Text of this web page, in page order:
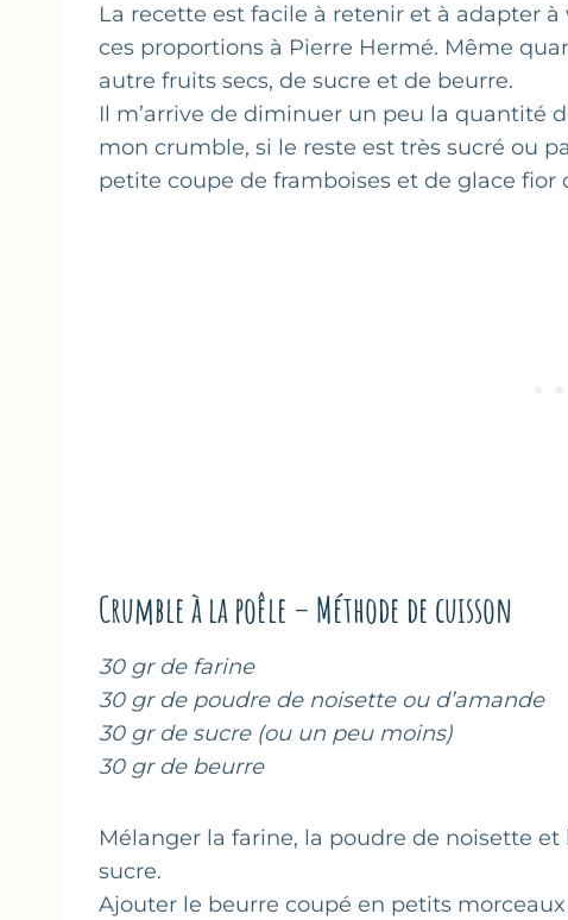
La recette est facile à retenir et à adapter à
ces proportions à Pierre Hermé. Même
autre fruits secs, de sucre et de beurre.
Il m’arrive de diminuer un peu la quantité
mon crumble, si le reste est très sucré ou
petite coupe de framboises et de glace fior
Crumble à la poêle – Méthode de cuisson
30 gr de farine
30 gr de poudre de noisette ou d’amande
30 gr de sucre (ou un peu moins)
30 gr de beurre
Mélanger la farine, la poudre de noisette et
sucre.
Ajouter le beurre coupé en petits